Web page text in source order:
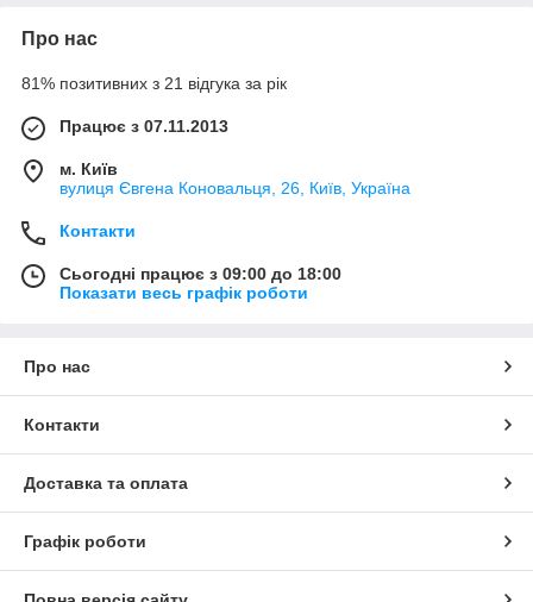
Про нас
81% позитивних з 21 відгука за рік
Працює з 07.11.2013
м. Київ
вулиця Євгена Коновальця, 26, Київ, Україна
Контакти
Сьогодні працює з 09:00 до 18:00
Показати весь графік роботи
Про нас
Контакти
Доставка та оплата
Графік роботи